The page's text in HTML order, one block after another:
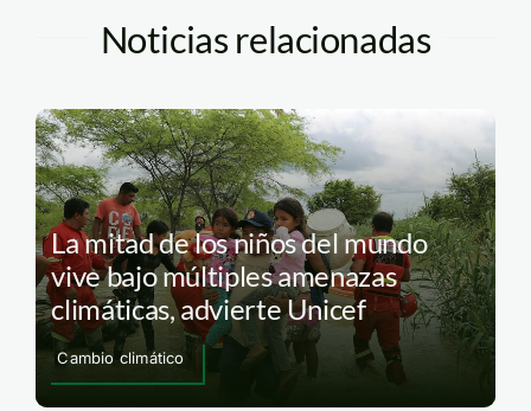
Noticias relacionadas
La mitad de los niños del mundo
vive bajo múltiples amenazas
climáticas, advierte Unicef
Cambio climático